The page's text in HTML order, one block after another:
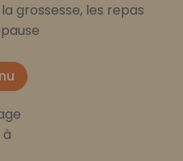
grossesse, les repas